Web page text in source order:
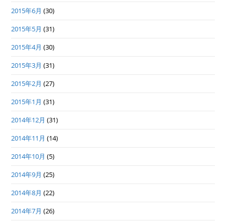
2015年6月 (30)
2015年5月 (31)
2015年4月 (30)
2015年3月 (31)
2015年2月 (27)
2015年1月 (31)
2014年12月 (31)
2014年11月 (14)
2014年10月 (5)
2014年9月 (25)
2014年8月 (22)
2014年7月 (26)